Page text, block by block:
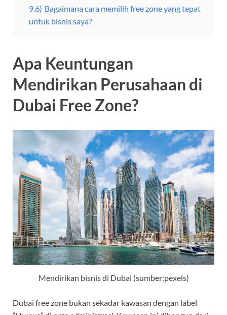
9.6) Bagaimana cara memilih free zone yang tepat
untuk bisnis saya?
Apa Keuntungan
Mendirikan Perusahaan di
Dubai Free Zone?
Mendirikan bisnis di Dubai (sumber:pexels)
Dubai free zone bukan sekadar kawasan dengan label